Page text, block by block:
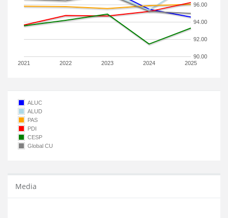
2021 2022 2023 2024 2025
90.00
92.00
94.00
96.00
ALUC
ALUD
PAS
PDI
CESP
Global CU
Media